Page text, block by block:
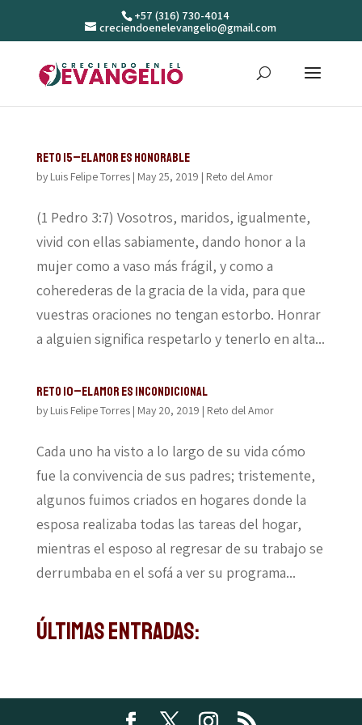
+57 (316) 730-4014
creciendoenelevangelio@gmail.com
Reto 15–El amor es honorable
by Luis Felipe Torres| May 25, 2019 | Reto del Amor
(1 Pedro 3:7) Vosotros, maridos, igualmente,
vivid con ellas sabiamente, dando honor a la
mujer como a vaso más frágil, y como a
coherederas de la gracia de la vida, para que
vuestras oraciones no tengan estorbo. Honrar
a alguien significa respetarlo y tenerlo en alta...
Reto 10–El amor es incondicional
by Luis Felipe Torres| May 20, 2019 | Reto del Amor
Cada uno ha visto a lo largo de su vida cómo
fue la convivencia de sus padres; tristemente,
algunos fuimos criados en hogares donde la
esposa realizaba todas las tareas del hogar,
mientras el esposo al regresar de su trabajo se
derrumbaba en el sofá a ver su programa...
Últimas Entradas: